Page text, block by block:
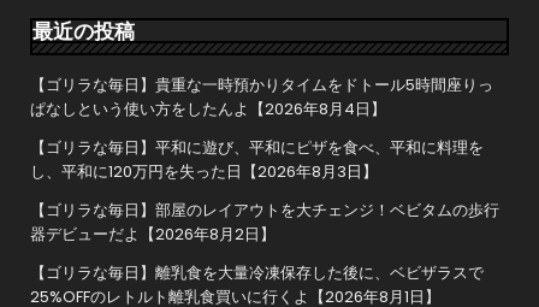
ョ
ン
最近の投稿
【ゴリラな毎日】貴重な一時預かりタイムをドトール5時間座りっ
ぱなしという使い方をしたんよ【2026年8月4日】
【ゴリラな毎日】平和に遊び、平和にピザを食べ、平和に料理を
し、平和に120万円を失った日【2026年8月3日】
【ゴリラな毎日】部屋のレイアウトを大チェンジ！ベビタムの歩行
器デビューだよ【2026年8月2日】
【ゴリラな毎日】離乳食を大量冷凍保存した後に、ベビザラスで
25%OFFのレトルト離乳食買いに行くよ【2026年8月1日】